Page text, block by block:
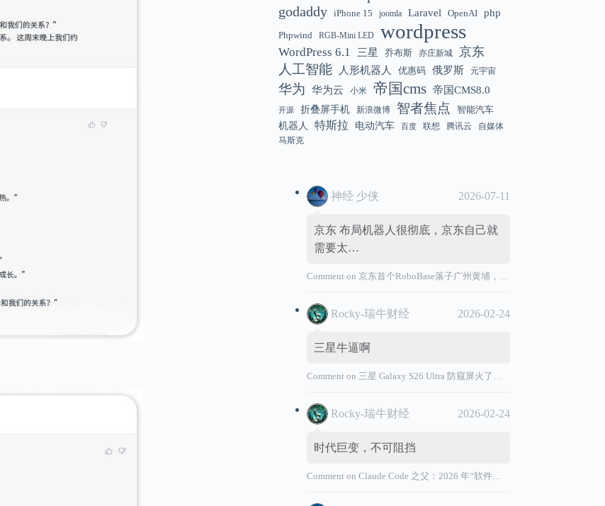
理能力”
12:01
美国解除 Anthropic Fable / Mythos 模型
出口限制
godaddy iPhone 15 joomla Laravel OpenAI php
Phpwind RGB-Mini LED wordpress
WordPress 6.1 三星 乔布斯 亦庄新城 京东
人工智能 人形机器人 优惠码 俄罗斯 元宇宙
华为 华为云 小米 帝国cms 帝国CMS8.0
开源 折叠屏手机 新浪微博 智者焦点
智能汽车
机器人
特斯拉 电动汽车 百度 联想 腾讯云
自媒体
马斯克
神经 少侠 2026-07-11
京东 布局机器人很彻底，京东自己就
需要太…
Comment on京东首个RoboBase落子广州黄埔，加码机器人产业基础设施布局
Rocky-瑞牛财经 2026-02-24
三星牛逼啊
Comment on 三星 Galaxy S26 Ultra 防窥屏火了，全球核心战略伙伴名单大曝光
Rocky-瑞牛财经 2026-02-24
时代巨变，不可阻挡
Comment onClaude Code 之父：2026 年“软件工程师”退出历史舞台